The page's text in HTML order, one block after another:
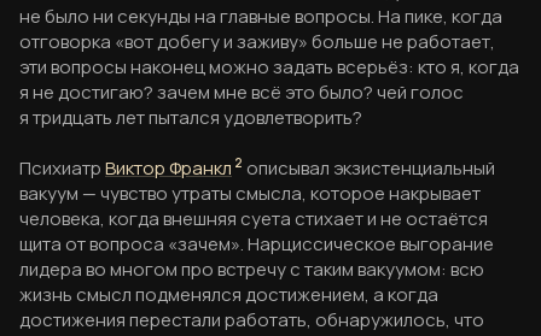
не было ни секунды на главные вопросы. На пике, когда
отговорка «вот добегу и заживу» больше не работает,
эти вопросы наконец можно задать всерьёз: кто я, когда
я не достигаю? зачем мне всё это было? чей голос
я тридцать лет пытался удовлетворить?
ПсихиатрВиктор Франкл 2 описывал экзистенциальный
вакуум — чувство утраты смысла, которое накрывает
человека, когда внешняя суета стихает и не остаётся
щита от вопроса «зачем». Нарциссическое выгорание
лидера во многом про встречу с таким вакуумом: всю
жизнь смысл подменялся достижением, а когда
достижения перестали работать, обнаружилось, что